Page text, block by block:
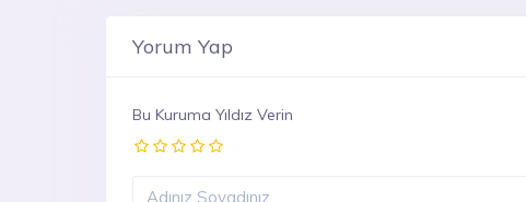
Yorum Yap
Bu Kuruma Yıldız Verin